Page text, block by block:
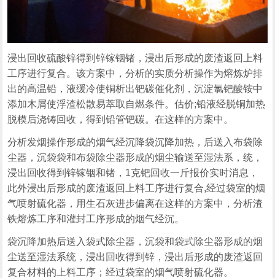
浸出回收硫酸锌得到锌镓铟锗，浸出后形成的废渣返回上料
工序进行复合。该方案中，分析的实质分析操作为熔炼炉排
出的高温铅，液缓冷使铜析出钯碳催化剂，沉淀氯钯酸铵中
添加木屑使浮渣松散易萃取自燃条件。估价;铅液经脱铜加热
脱模后浇铸回收，得到铅管钯碳。在这样的方案中。
分析发烟操作形成的烟气经沉降袋沉降加热，后送入布袋除
尘器，沉袋袋和布袋除尘器形成的烟尘输送至湿法系，统，
浸出回收得到锌镓铟和锗，1克钯回收一斤报价实时消息，
此外浸出后形成的废渣返回上料工序进行复合,经过袋室的烟
气喷射硫化器，用生石灰进步偏离在这样的方案中，分析渣
铁熔炼工序和灌封工序形成的烟气经沉。
袋沉降加热后送入袋式除尘器，沉袋和袋式除尘器形成的烟
尘送至湿法系统，浸出回收得到锌，浸出后形成的废渣返回
复合材料的上料工序；经过袋室的烟气喷射硫化器。